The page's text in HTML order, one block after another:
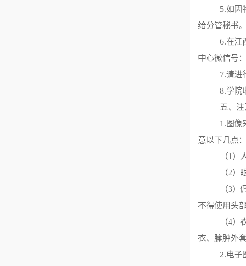
5.如因
给分管秘书。
6.在江
中心微信号
7.请进
8.学院
五、
1.图像
意以下几点：
（1）
（2）
（3）
不得使用头
（4）
衣、臃肿外
2.电子